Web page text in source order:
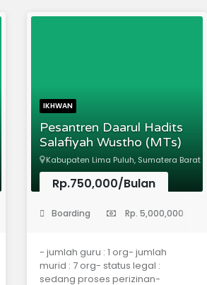
IKHWAN
Pesantren Daarul Hadits
Salafiyah Wustho (MTs)
Kabupaten Lima Puluh, Sumatera Barat
Rp.750,000/Bulan
Boarding Rp. 5,000,000
- jumlah guru : 1 org- jumlah
murid : 7 org- status legal :
sedang proses perizinan-